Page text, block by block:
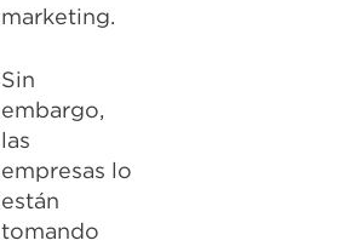
marketing.
Sin
embargo,
las
empresas lo
están
tomando